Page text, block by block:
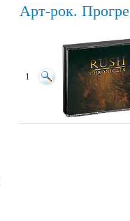
Арт-рок.
1